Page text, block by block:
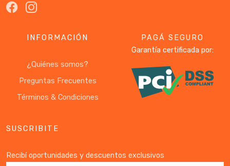
INFORMACIÓN
¿Quiénes somos?
Preguntas Frecuentes
Términos & Condiciones
PAGÁ SEGURO
Garantía certificada por:
SUSCRIBITE
Recibí oportunidades y descuentos exclusivos